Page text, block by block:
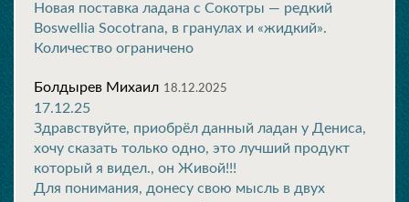
Новая поставка ладана с Сокотры — редкий
Boswellia Socotrana, в гранулах и «жидкий».
Количество ограничено
Болдырев Михаил 18.12.2025
17.12.25
Здравствуйте, приобрёл данный ладан у Дениса,
хочу сказать только одно, это лучший продукт
который я видел., он Живой!!!
Для понимания, донесу свою мысль в двух